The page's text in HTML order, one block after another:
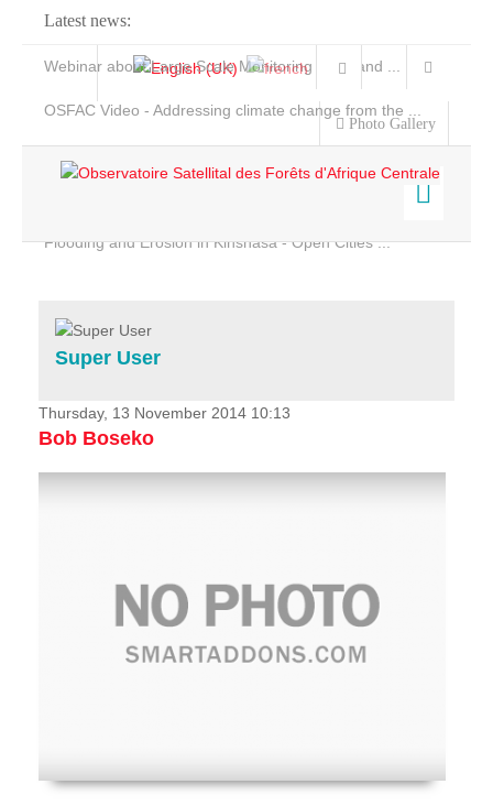
Latest news:
Webinar about Large Scale Monitoring and Land ...
OSFAC Video - Addressing climate change from the ...
Flooding and Erosion in Kinshasa - Open Cities ...
Photo Gallery
Home
Services
Projects
News & Stories
Super User
Thursday, 13 November 2014 10:13
Bob Boseko